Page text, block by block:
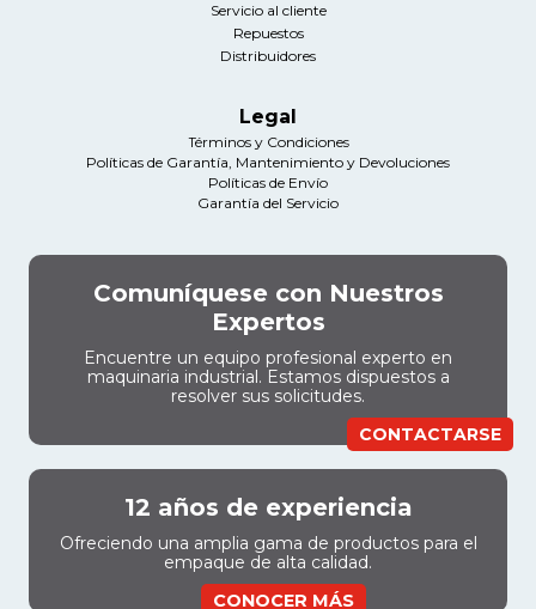
Servicio al cliente
Repuestos
Distribuidores
Legal
Términos y Condiciones
Políticas de Garantía, Mantenimiento y Devoluciones
Políticas de Envío
Garantía del Servicio
Comuníquese con Nuestros
Expertos
Encuentre un equipo profesional experto en
maquinaria industrial. Estamos dispuestos a
resolver sus solicitudes.
CONTACTARSE
12 años de experiencia
Ofreciendo una amplia gama de productos para el
empaque de alta calidad.
CONOCER MÁS